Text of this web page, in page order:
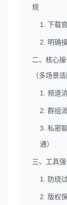
规
1. 下载
2. 明确
二、核心
（多场景适
1. 频道
2. 群组
3. 私密
通）
三、工具
1. 防绕
2. 版权